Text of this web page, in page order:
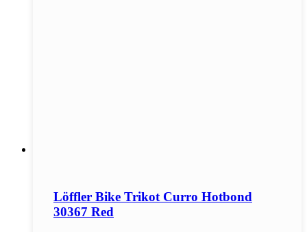
Löffler Bike Trikot Curro Hotbond
30367 Red